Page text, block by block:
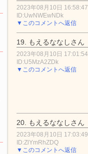
2023年08月10日 16:58:47
ID:UwNWEwNDk
▼このコメントへ返信
19. もえるななしさん
2023年08月10日 17:01:54
ID:U5MzA2ZDk
▼このコメントへ返信
20. もえるななしさん
2023年08月10日 17:03:49
ID:ZlYmRhZDQ
▼このコメントへ返信